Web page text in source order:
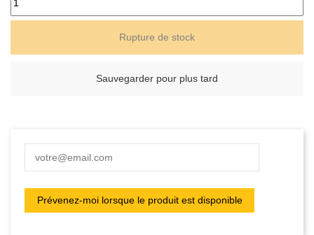
Rupture de stock
Sauvegarder pour plus tard